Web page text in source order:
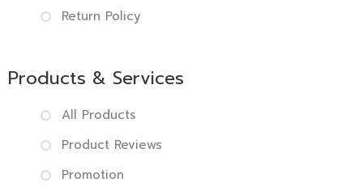
Return Policy
Products & Services
All Products
Product Reviews
Promotion